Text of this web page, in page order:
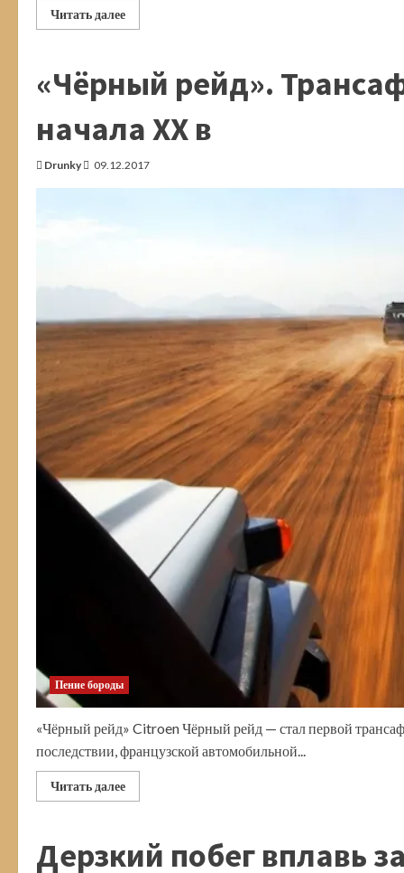
Читать далееПрочитать
больше
попутчик
«Чёрный рейд».
начала ХХ в
Drunky 09.12.2017
Пение бороды
«Чёрный рейд» Citroen Чёрный рейд — стал первой
последствии, французской автомобильной...
Читать далееПрочитать
больше
Трансафриканский
автопробег
Дерзкий побег вплавь